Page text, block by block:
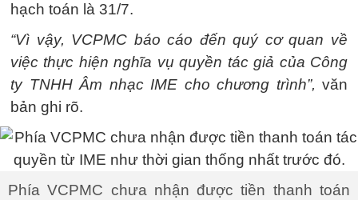
hạch toán là 31/7.
“Vì vậy, VCPMC báo cáo đến quý cơ quan về
việc thực hiện nghĩa vụ quyền tác giả của Công
ty TNHH Âm nhạc IME cho chương trình”, văn
bản ghi rõ.
Phía VCPMC chưa nhận được tiền thanh toán